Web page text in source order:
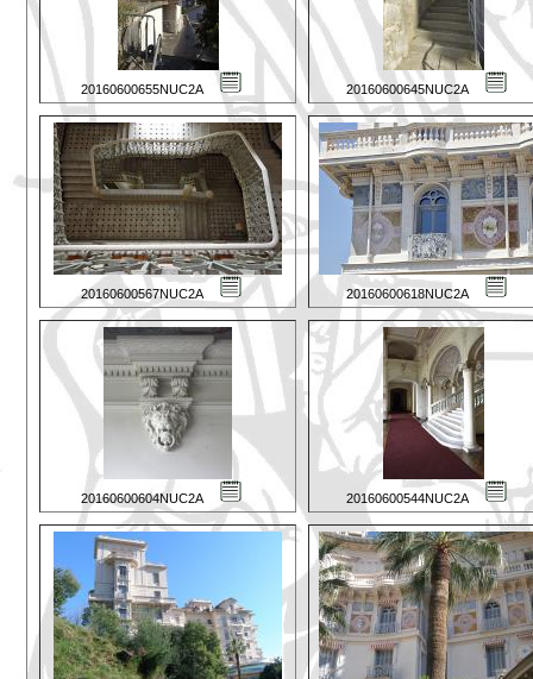
20160600655NUC2A 20160600645NUC2A
20160600567NUC2A 20160600618NUC2A
20160600604NUC2A 20160600544NUC2A